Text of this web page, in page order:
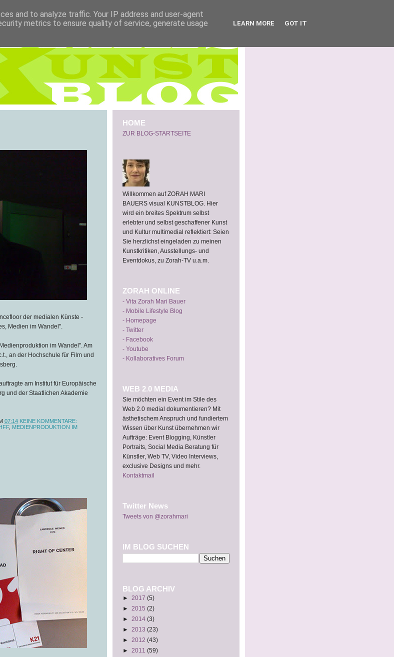
der medialen Künste -
Medien im Wandel".
im Wandel". Am
an der Hochschule für Film und
am Institut für Europäische
und der Staatlichen Akademie
07:14 KEINE KOMMENTARE:
, MEDIENPRODUKTION IM
HOME
ZUR BLOG-STARTSEITE
Willkommen auf ZORAH MARI
BAUERS visual KUNSTBLOG. Hier
wird ein breites Spektrum selbst
erlebter und selbst geschaffener Kunst
und Kultur multimedial reflektiert: Seien
Sie herzlichst eingeladen zu meinen
Kunstkritiken, Ausstellungs- und
Eventdokus, zu Zorah-TV u.a.m.
ZORAH ONLINE
- Vita Zorah Mari Bauer
- Mobile Lifestyle Blog
- Homepage
- Twitter
- Facebook
- Youtube
- Kollaboratives Forum
WEB 2.0 MEDIA
Sie möchten ein Event im Stile des
Web 2.0 medial dokumentieren? Mit
ästhetischem Anspruch und fundiertem
Wissen über Kunst übernehmen wir
Aufträge: Event Blogging, Künstler
Portraits, Social Media Beratung für
Künstler, Web TV, Video Interviews,
exclusive Designs und mehr.
Kontaktmail
Twitter News
Tweets von @zorahmari
IM BLOG SUCHEN
BLOG ARCHIV
► 2017 (5)
► 2015 (2)
► 2014 (3)
► 2013 (23)
► 2012 (43)
► 2011 (59)
and to analyze traffic. Your IP address and user-agent
metrics to ensure quality of service, generate usage
LEARN MORE GOT IT